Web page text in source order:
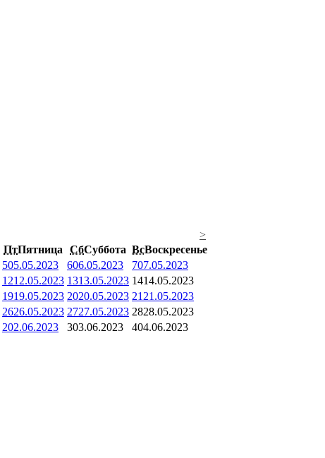
>
ПтПятница СбСуббота ВсВоскресенье
505.05.2023 606.05.2023 707.05.2023
1212.05.2023 1313.05.2023 1414.05.2023
1919.05.2023 2020.05.2023 21 21.05.2023
2626.05.2023 2727.05.2023 2828.05.2023
202.06.2023 303.06.2023 404.06.2023